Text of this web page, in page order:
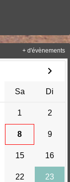
Sa Di
1 2
8 9
15 16
22 23
+ d'évènements